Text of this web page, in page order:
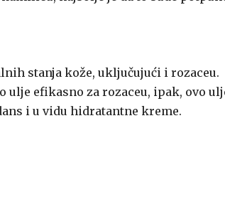
stanja kože, uključujući i rozaceu.
ulje efikasno za rozaceu, ipak, ovo
i u vidu hidratantne kreme.